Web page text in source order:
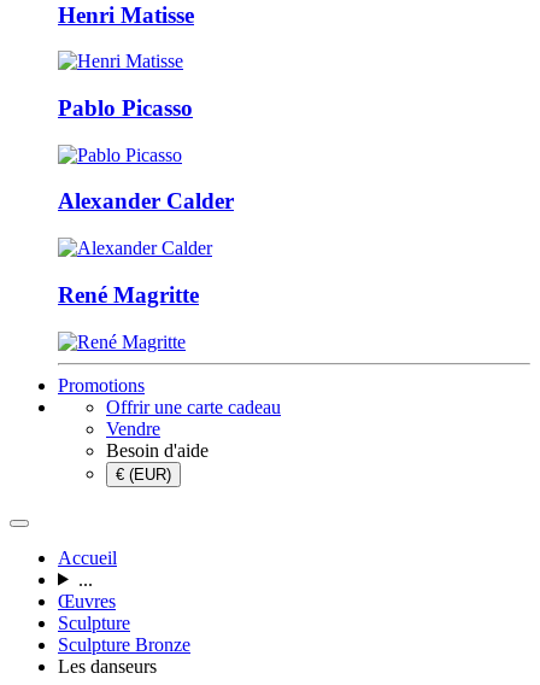
Henri Matisse
Pablo Picasso
Alexander Calder
René Magritte
Promotions
Offrir une carte cadeau
Vendre
Besoin d'aide
€ (EUR)
Accueil
...
Œuvres
Sculpture
Sculpture Bronze
Les danseurs